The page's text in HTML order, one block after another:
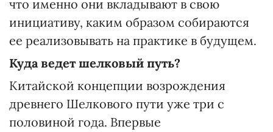
что именно они вкладывают в свою
инициативу, каким образом собираются
ее реализовывать на практике в будущем.
Куда ведет шелковый путь?
Китайской концепции возрождения
древнего Шелкового пути уже три с
половиной года. Впервые